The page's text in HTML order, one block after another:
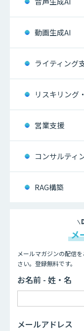
動画生成AI
ライティング
リスキリング
営業支援
コンサルティ
RAG構築
メ
メールマガジンの配信
さい。登録無料です。
お名前 - 姓・名
メールアドレス